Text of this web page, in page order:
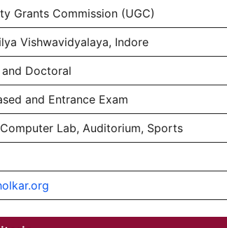
Grants Commission (UGC)
Vishwavidyalaya, Indore
and Doctoral
and Entrance Exam
Lab, Auditorium, Sports